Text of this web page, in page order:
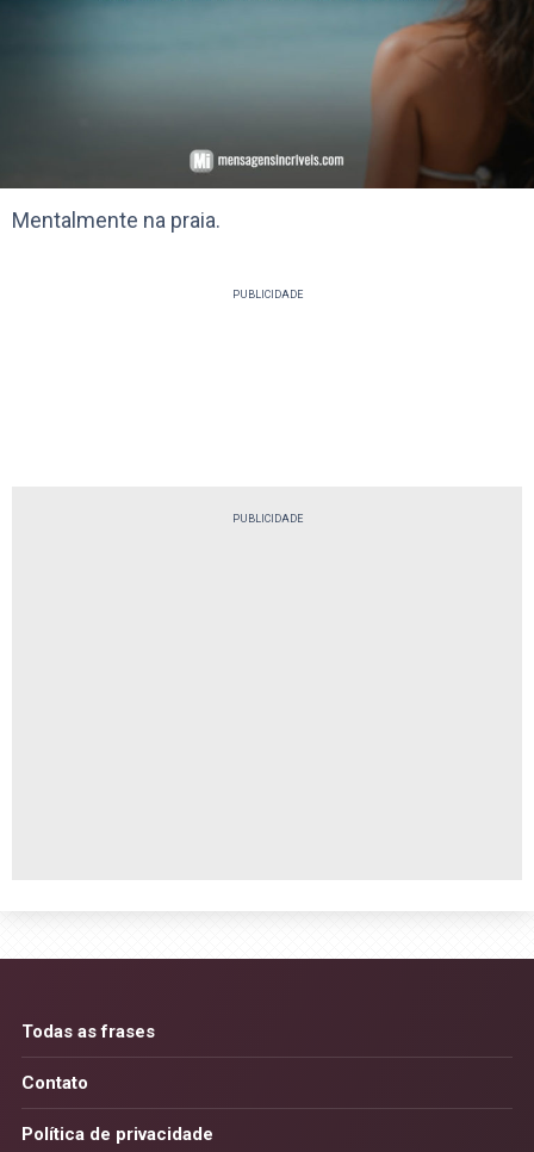
Mentalmente na praia.
PUBLICIDADE
PUBLICIDADE
Todas as frases
Contato
Política de privacidade